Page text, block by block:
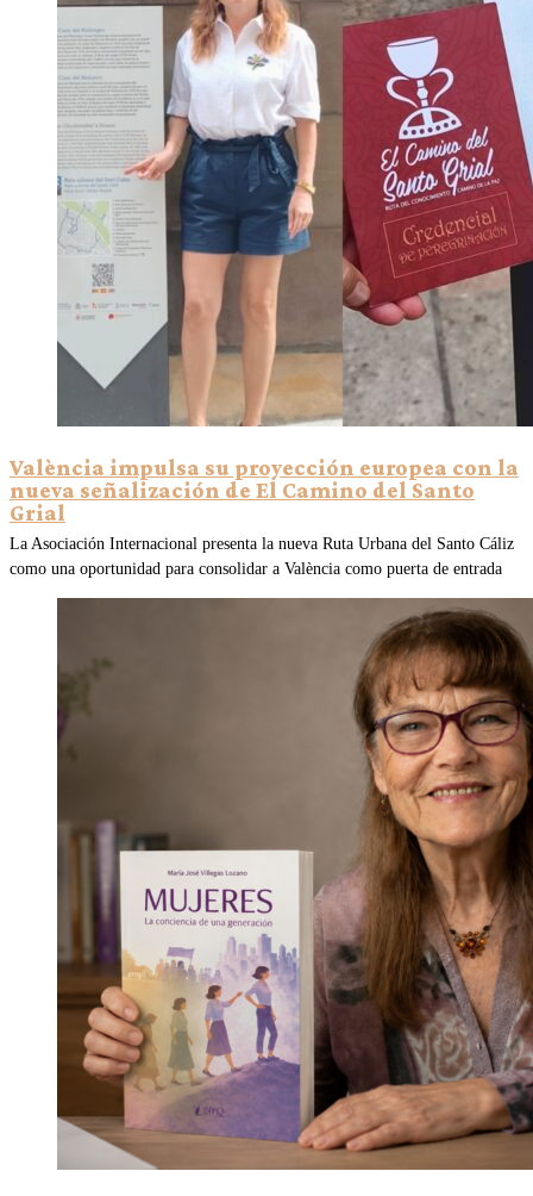
València impulsa su proyección europea con la
nueva señalización de El Camino del Santo
Grial
La Asociación Internacional presenta la nueva Ruta Urbana del Santo Cáliz
como una oportunidad para consolidar a València como puerta de entrada